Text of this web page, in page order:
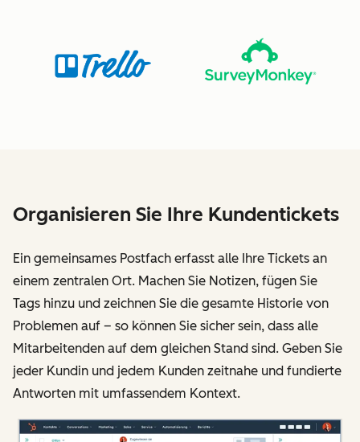
Organisieren Sie Ihre Kundentickets
Ein gemeinsames Postfach erfasst alle Ihre Tickets an
einem zentralen Ort. Machen Sie Notizen, fügen Sie
Tags hinzu und zeichnen Sie die gesamte Historie von
Problemen auf – so können Sie sicher sein, dass alle
Mitarbeitenden auf dem gleichen Stand sind. Geben Sie
jeder Kundin und jedem Kunden zeitnahe und fundierte
Antworten mit umfassendem Kontext.